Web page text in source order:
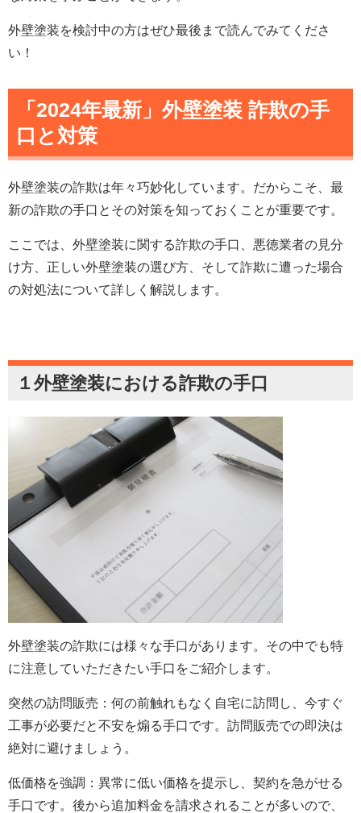
外壁塗装を検討中の方はぜひ最後まで読んでみてくださ
い！
「2024年最新」外壁塗装 詐欺の手
口と対策
外壁塗装の詐欺は年々巧妙化しています。だからこそ、最
新の詐欺の手口とその対策を知っておくことが重要です。
ここでは、外壁塗装に関する詐欺の手口、悪徳業者の見分
け方、正しい外壁塗装の選び方、そして詐欺に遭った場合
の対処法について詳しく解説します。
１外壁塗装における詐欺の手口
外壁塗装の詐欺には様々な手口があります。その中でも特
に注意していただきたい手口をご紹介します。
突然の訪問販売：何の前触れもなく自宅に訪問し、今すぐ
工事が必要だと不安を煽る手口です。訪問販売での即決は
絶対に避けましょう。
低価格を強調：異常に低い価格を提示し、契約を急がせる
手口です。後から追加料金を請求されることが多いので、